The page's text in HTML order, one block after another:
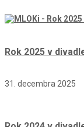
Rok 2025 v
31. decembra 2025